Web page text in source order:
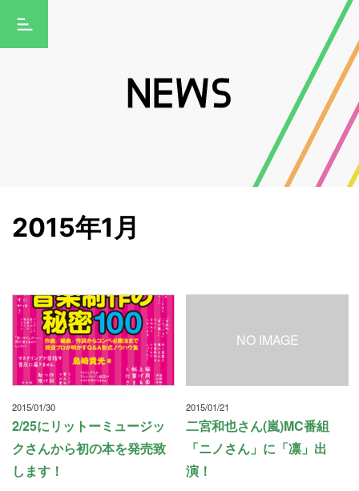
2015年1月
2015/01/30
2/25にリットーミュージッ
クさんから初の本を発売致
します！
NO IMAGE
2015/01/21
二宮和也さん(嵐)MC番組
「ニノさん」に「凛」出
演！